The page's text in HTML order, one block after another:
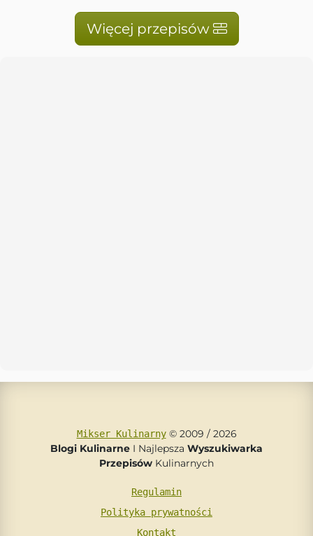
Więcej przepisów
Mikser Kulinarny© 2009 / 2026
Blogi Kulinarne I Najlepsza Wyszukiwarka
Przepisów Kulinarnych
Regulamin
Polityka prywatności
Kontakt